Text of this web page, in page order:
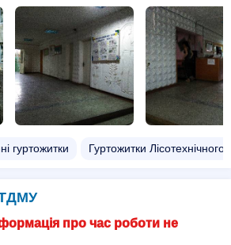
гуртожитки Гуртожитки Лісотехнічного
про час роботи не